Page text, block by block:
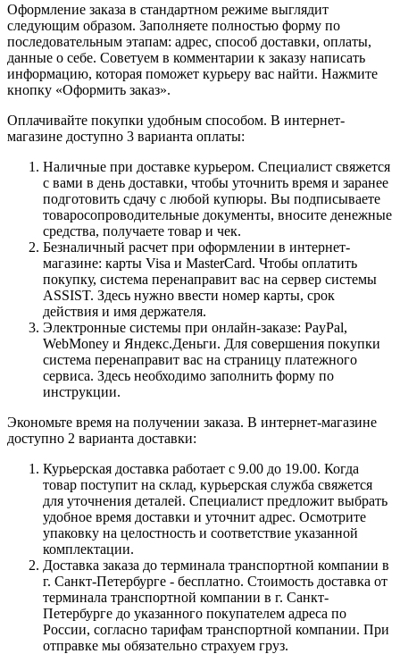
Оформление заказа в стандартном режиме выглядит
следующим образом. Заполняете полностью форму по
последовательным этапам: адрес, способ доставки, оплаты,
данные о себе. Советуем в комментарии к заказу написать
информацию, которая поможет курьеру вас найти. Нажмите
кнопку «Оформить заказ».
Оплачивайте покупки удобным способом. В интернет-
магазине доступно 3 варианта оплаты:
Наличные при доставке курьером. Специалист свяжется
с вами в день доставки, чтобы уточнить время и заранее
подготовить сдачу с любой купюры. Вы подписываете
товаросопроводительные документы, вносите денежные
средства, получаете товар и чек.
Безналичный расчет при оформлении в интернет-
магазине: карты Visa и MasterCard. Чтобы оплатить
покупку, система перенаправит вас на сервер системы
ASSIST. Здесь нужно ввести номер карты, срок
действия и имя держателя.
Электронные системы при онлайн-заказе: PayPal,
WebMoney и Яндекс.Деньги. Для совершения покупки
система перенаправит вас на страницу платежного
сервиса. Здесь необходимо заполнить форму по
инструкции.
Экономьте время на получении заказа. В интернет-магазине
доступно 2 варианта доставки:
Курьерская доставка работает с 9.00 до 19.00. Когда
товар поступит на склад, курьерская служба свяжется
для уточнения деталей. Специалист предложит выбрать
удобное время доставки и уточнит адрес. Осмотрите
упаковку на целостность и соответствие указанной
комплектации.
Доставка заказа до терминала транспортной компании в
г. Санкт-Петербурге - бесплатно. Стоимость доставка от
терминала транспортной компании в г. Санкт-
Петербурге до указанного покупателем адреса по
России, согласно тарифам транспортной компании. При
отправке мы обязательно страхуем груз.